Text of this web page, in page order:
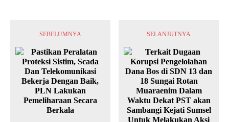
SEBELUMNYA SELANJUTNYA